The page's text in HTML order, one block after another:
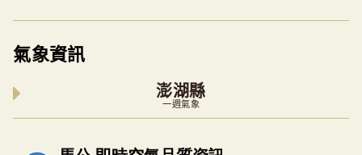
氣象資訊
澎湖縣
一週氣象